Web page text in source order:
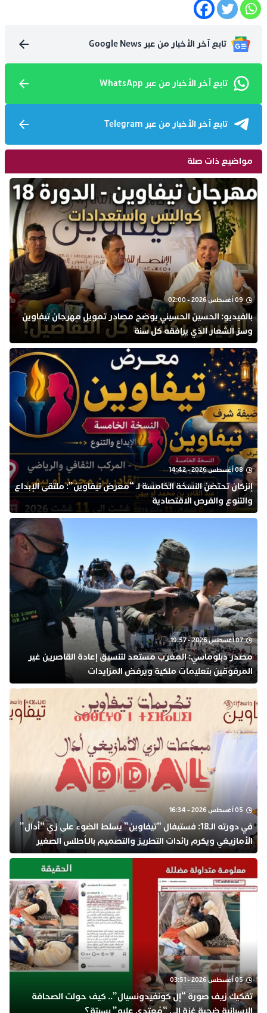
تابع آخر الأخبار من عبر Google News
تابع آخر الأخبار من عبر WhatsApp
تابع آخر الأخبار من عبر Telegram
مواضيع ذات صلة
09 أغسطس 2026 - 02:00
بالفيديو: الحسين الحسيني يوضح مصادر تمويل مهرجان تيفاوين
وسرّ الشعار الذي يرافقه كل سنة
08 أغسطس 2026 - 14:42
إنزكان تحتضن النسخة الخامسة لـ “معرض تيفاوين”: ملتقى الإبداع
والتنوع والفرص الاقتصادية
07 أغسطس 2026 - 19:57
مصدر دبلوماسي: المغرب مستعد لتنسيق إعادة القاصرين غير
المرفوقين بتعليمات ملكية ويرفض المزايدات
05 أغسطس 2026 - 16:34
في دورته الـ18: فستيفال “تيفاوين” يسلط الضوء على زي “أدال”
الأمازيغي ويكرم رائدات التطريز والتصميم بالـأطلس الصغير
05 أغسطس 2026 - 03:51
تفكيك زيف صورة “إل كونفيدونسيال”.. كيف حولت الصحافة